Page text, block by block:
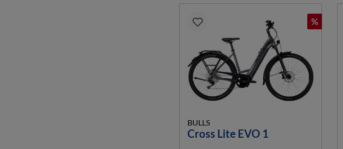
%
BULLS
Cross Lite EVO 1